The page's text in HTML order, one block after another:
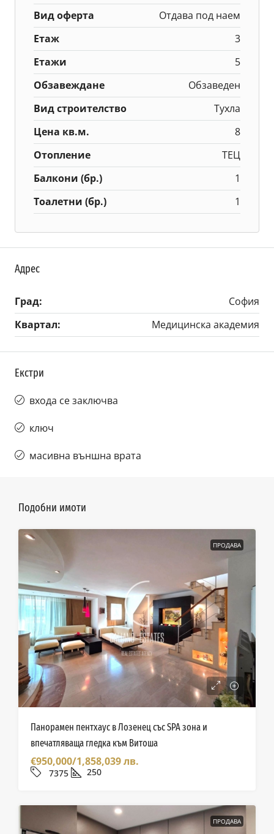
Вид оферта
Отдава под наем
Етаж
3
Етажи
5
Обзавеждане
Обзаведен
Вид строителство
Тухла
Цена кв.м.
8
Отопление
ТЕЦ
Балкони (бр.)
1
Тоалетни (бр.)
1
Адрес
Град:
София
Квартал:
Медицинска академия
Екстри
входа се заключва
ключ
масивна външна врата
Подобни имоти
ПРОДАВА
Панорамен пентхаус в Лозенец със SPA зона и
впечатляваща гледка към Витоша
€950,000/1,858,039 лв.
7375 250
ПРОДАВА